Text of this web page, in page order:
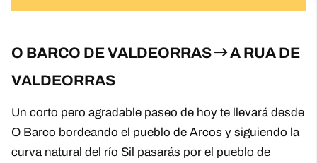
O BARCO DE VALDEORRAS
A RUA DE
VALDEORRAS
Un corto pero agradable paseo de hoy te llevará desde
O Barco bordeando el pueblo de Arcos y siguiendo la
curva natural del río Sil pasarás por el pueblo de